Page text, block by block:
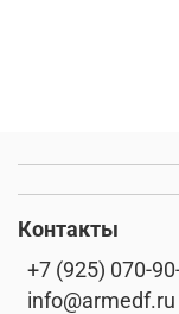
Контакты
+7 (925) 070-
info@armedf.ru